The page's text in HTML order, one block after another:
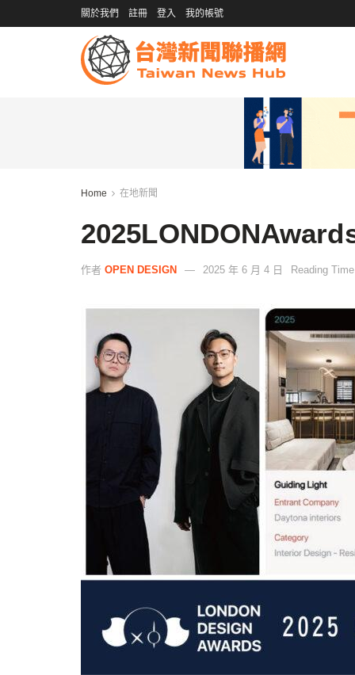
關於我們 註冊 登入 我的帳號
Home 在地新聞
作者 OPEN DESIGN 2025 年 6 月 4 日 Reading